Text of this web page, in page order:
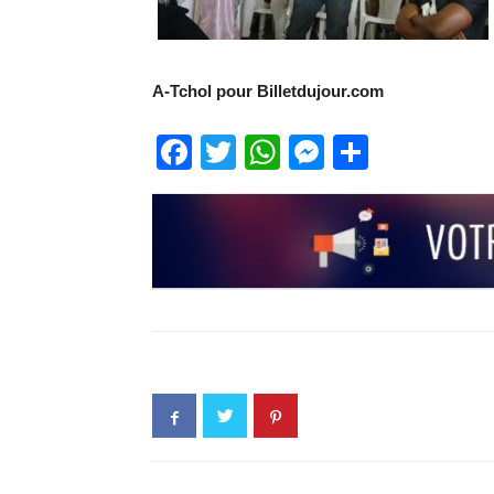
A-Tchol pour Billetdujour.com
Facebook
TwitterWhatsApp